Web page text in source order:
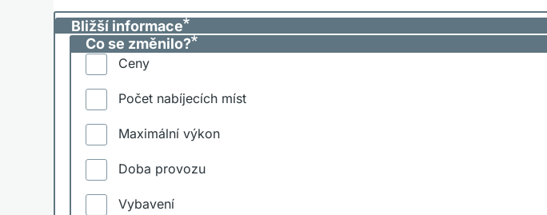
Bližší informace
Co se změnilo?
Ceny
Počet nabíjecích míst
Maximální výkon
Doba provozu
Vybavení